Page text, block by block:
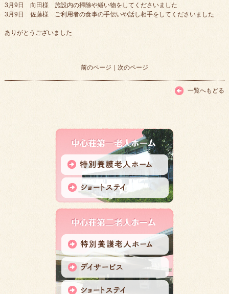
3月9日 向田様 施設内の掃除や繕い物をしてくださいました
3月9日 佐藤様 ご利用者の食事の手伝いや話し相手をしてくださいました
ありがとうございました
前のページ ｜ 次のページ
一覧へもどる